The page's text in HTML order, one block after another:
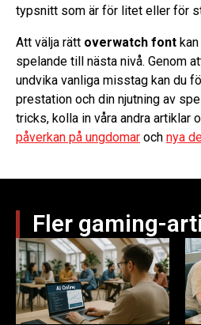
typsnitt som är för litet eller för
Att välja rätt overwatch font
spelande till nästa nivå. Genom
undvika vanliga misstag kan du
prestation och din njutning av
tricks, kolla in våra andra artiklar
påverkan på ungdomar och nya
Fler gaming-